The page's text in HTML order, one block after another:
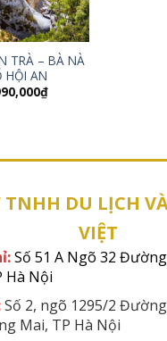
TRÀ – BÀ NÀ
HỘI AN
₫Giá
hiện
TNHH DU LỊCH
VIỆT
Số 51 A Ngõ 32
Hà Nội
Số 2, ngõ 1295/2
Mai, TP Hà Nội